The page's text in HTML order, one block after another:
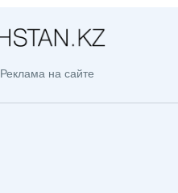
Реклама на сайте